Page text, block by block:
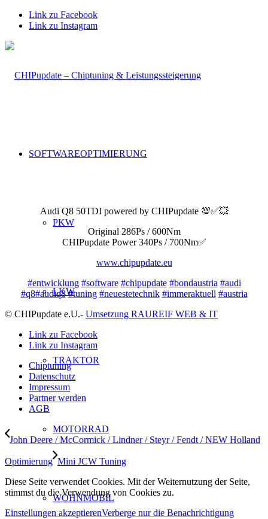
Link zu Facebook
Link zu Instagram
SOFTWAREOPTIMIERUNG
PKW
LKW
TRAKTOR
MOTORRAD
WOHNMOBIL
Audi Q8 50TDI powered by CHIPupdate 💯✅💥
Original 286Ps / 600Nm
CHIPupdate Power 340Ps / 700Nm✅
www.chipupdate.eu
#entwicklung #software #chipupdate #bondaustria #audi
#q8#audiq8 #tuning #neuestetechnik #immeraktuell #austria
© CHIPupdate e.U.- Umsetzung RAUREIF WEB & IT
Link zu Facebook
Link zu Instagram
Chiptuning
Datenschutz
Impressum
Partner werden
AGB
John Deere / McCormick / Lindner / Steyr / Fendt / NEW Holland
Optimierung Mini JCW Tuning
Diese Seite verwendet Cookies. Mit der Weiternutzung der Seite,
stimmst du die Verwendung von Cookies zu.
Einstellungen akzeptierenVerberge nur die Benachrichtigung